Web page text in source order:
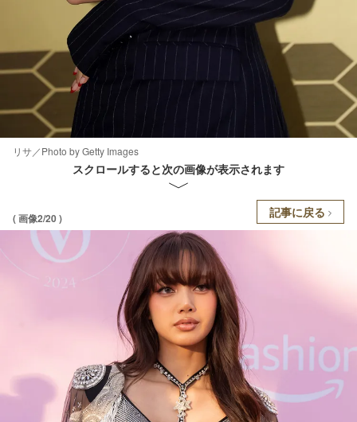
リサ／Photo by Getty Images
スクロールすると次の画像が表示されます
( 画像2/20 ) 記事に戻る